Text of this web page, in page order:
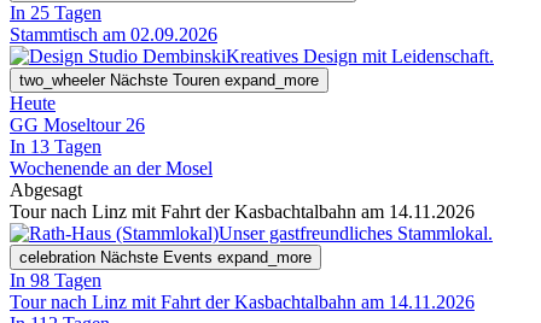
In 25 Tagen
Stammtisch am 02.09.2026
Kreatives Design mit Leidenschaft.
two_wheeler Nächste Touren expand_more
Heute
GG Moseltour 26
In 13 Tagen
Wochenende an der Mosel
Abgesagt
Tour nach Linz mit Fahrt der Kasbachtalbahn am 14.11.2026
Unser gastfreundliches Stammlokal.
celebration Nächste Events expand_more
In 98 Tagen
Tour nach Linz mit Fahrt der Kasbachtalbahn am 14.11.2026